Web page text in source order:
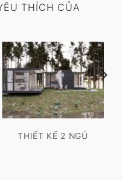
THÍCH CỦA
THIẾT KẾ 2 NGỦ